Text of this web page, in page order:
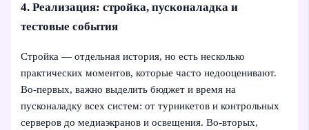
4. Реализация: стройка, пусконаладка и
тестовые события
Стройка — отдельная история, но есть несколько
практических моментов, которые часто недооценивают.
Во‑первых, важно выделить бюджет и время на
пусконаладку всех систем: от турникетов и контрольных
серверов до медиаэкранов и освещения. Во‑вторых,